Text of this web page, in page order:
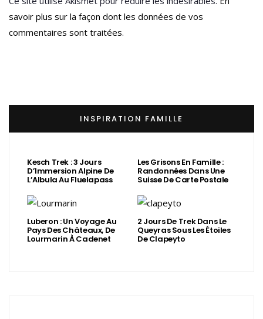
savoir plus sur la façon dont les données de vos
commentaires sont traitées.
INSPIRATION FAMILLE
Kesch Trek : 3 Jours
D’Immersion Alpine De
L’Albula Au Fluelapass
Les Grisons En Famille :
Randonnées Dans Une
Suisse De Carte Postale
Luberon : Un Voyage Au
Pays Des Châteaux, De
Lourmarin À Cadenet
2 Jours De Trek Dans Le
Queyras Sous Les Étoiles
De Clapeyto